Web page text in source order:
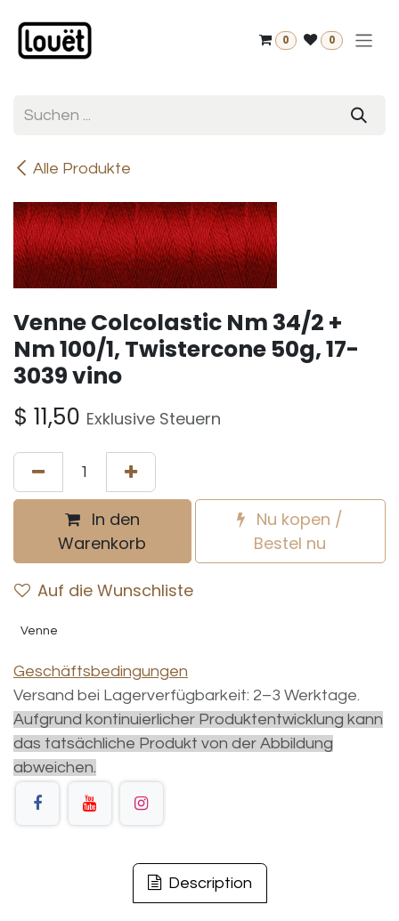
0 0
Alle Produkte
Venne Colcolastic Nm 34/2 +
Nm 100/1, Twistercone 50g, 17-
3039 vino
$ 11,50 Exklusive Steuern
In den
Warenkorb
Nu kopen /
Bestel nu
Auf die Wunschliste
Venne
Geschäftsbedingungen
Versand bei Lagerverfügbarkeit: 2–3 Werktage.
Aufgrund kontinuierlicher Produktentwicklung kann
das tatsächliche Produkt von der Abbildung
abweichen.
Description